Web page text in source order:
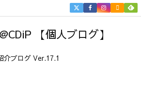
【個人ブログ】
介ブログ Ver.17.1

